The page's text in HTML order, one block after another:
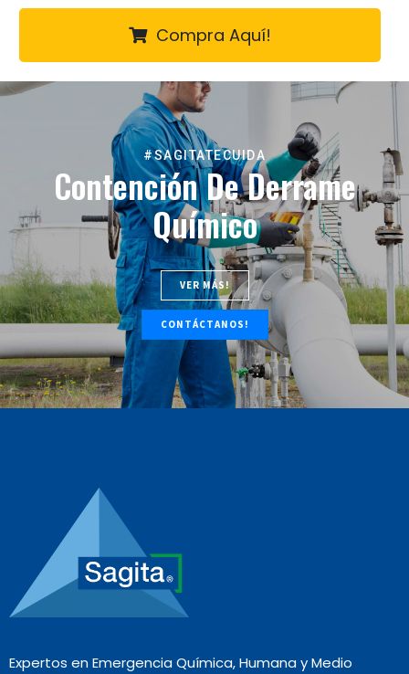
Compra Aquí!
#SAGITATECUIDA
Contención De Derrame
Químico
VER MÁS!
CONTÁCTANOS!
Expertos en Emergencia Química, Humana y Medio